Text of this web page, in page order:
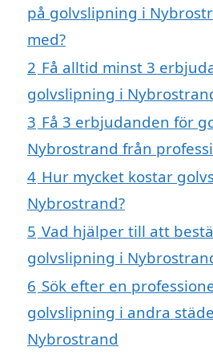
på golvslipning i
med?
2 Få alltid minst 3
golvslipning i
3 Få 3 erbjudanden för
Nybrostrand från
4 Hur mycket kostar
Nybrostrand?
5 Vad hjälper till att
golvslipning i
6 Sök efter en
golvslipning i andra
Nybrostrand